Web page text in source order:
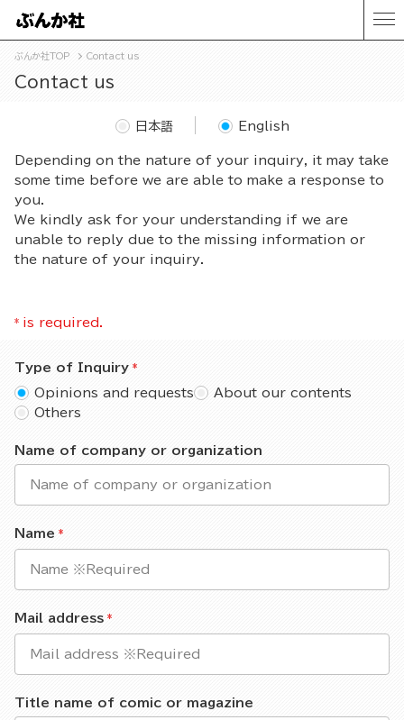
ぶんか社TOP Contact us
Contact us
Depending on the nature of your inquiry, it may take
some time before we are able to make a response to
you.
We kindly ask for your understanding if we are
unable to reply due to the missing information or
the nature of your inquiry.
日本語 English
* is required.
Type of Inquiry
Opinions and requests
About our contents
Others
Name of company or organization
Name
Mail address
Title name of comic or magazine